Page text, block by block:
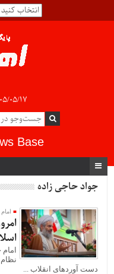
۱۴۰۵/
Base
جواد حاجی زاده
دست آوردهای انقلاب ...